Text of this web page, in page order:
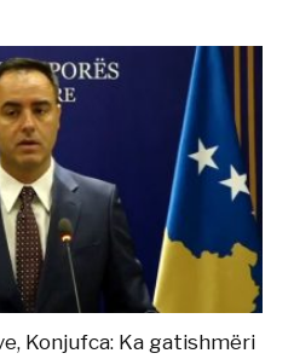
Konjufca: Ka gatishmëri